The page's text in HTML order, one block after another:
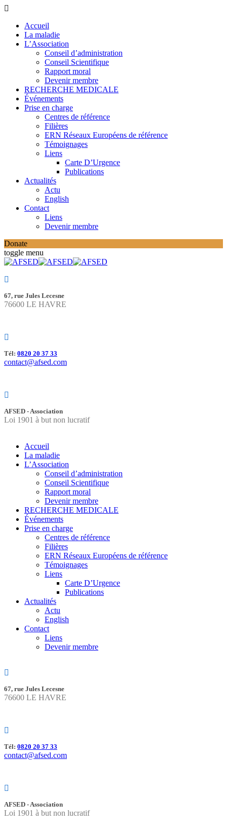
Accueil
La maladie
L’Association
Conseil d’administration
Conseil Scientifique
Rapport moral
Devenir membre
RECHERCHE MEDICALE
Événements
Prise en charge
Centres de référence
Filières
ERN Réseaux Européens de référence
Témoignages
Liens
Carte D’Urgence
Publications
Actualités
Actu
English
Contact
Liens
Devenir membre
Donate
toggle menu
67, rue Jules Lecesne
76600 LE HAVRE
Tél: 0820 20 37 33
contact@afsed.com
AFSED - Association
Loi 1901 à but non lucratif
Accueil
La maladie
L’Association
Conseil d’administration
Conseil Scientifique
Rapport moral
Devenir membre
RECHERCHE MEDICALE
Événements
Prise en charge
Centres de référence
Filières
ERN Réseaux Européens de référence
Témoignages
Liens
Carte D’Urgence
Publications
Actualités
Actu
English
Contact
Liens
Devenir membre
67, rue Jules Lecesne
76600 LE HAVRE
Tél: 0820 20 37 33
contact@afsed.com
AFSED - Association
Loi 1901 à but non lucratif